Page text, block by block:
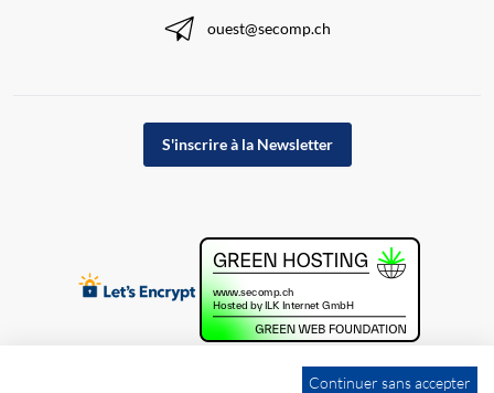
ouest@secomp.ch
S'inscrire à la Newsletter
Continuer sans accepter